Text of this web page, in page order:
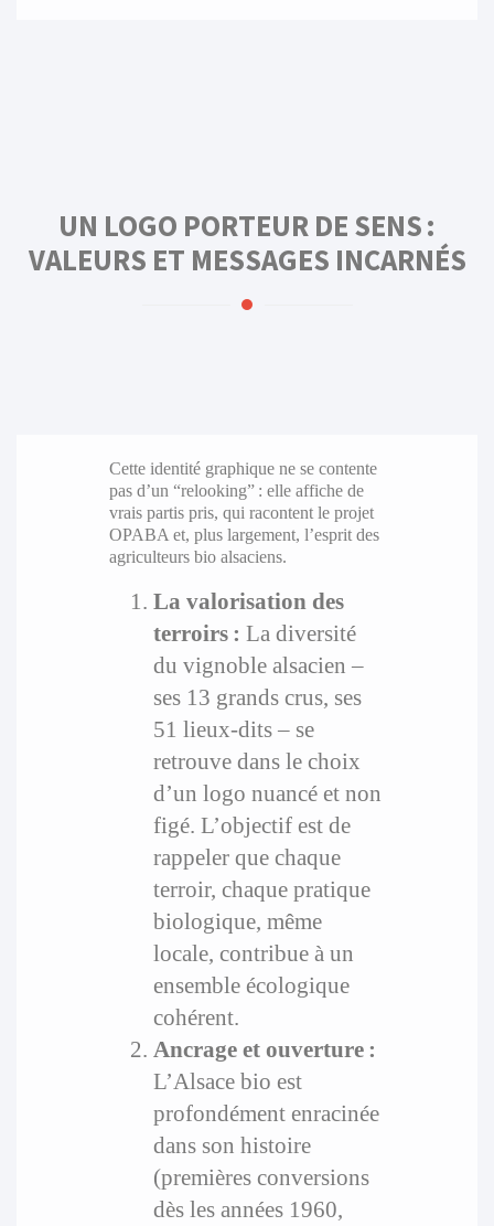
UN LOGO PORTEUR DE SENS :
VALEURS ET MESSAGES INCARNÉS
Cette identité graphique ne se contente
pas d’un “relooking” : elle affiche de
vrais partis pris, qui racontent le projet
OPABA et, plus largement, l’esprit des
agriculteurs bio alsaciens.
La valorisation des
terroirs : La diversité
du vignoble alsacien –
ses 13 grands crus, ses
51 lieux-dits – se
retrouve dans le choix
d’un logo nuancé et non
figé. L’objectif est de
rappeler que chaque
terroir, chaque pratique
biologique, même
locale, contribue à un
ensemble écologique
cohérent.
Ancrage et ouverture :
L’Alsace bio est
profondément enracinée
dans son histoire
(premières conversions
dès les années 1960,